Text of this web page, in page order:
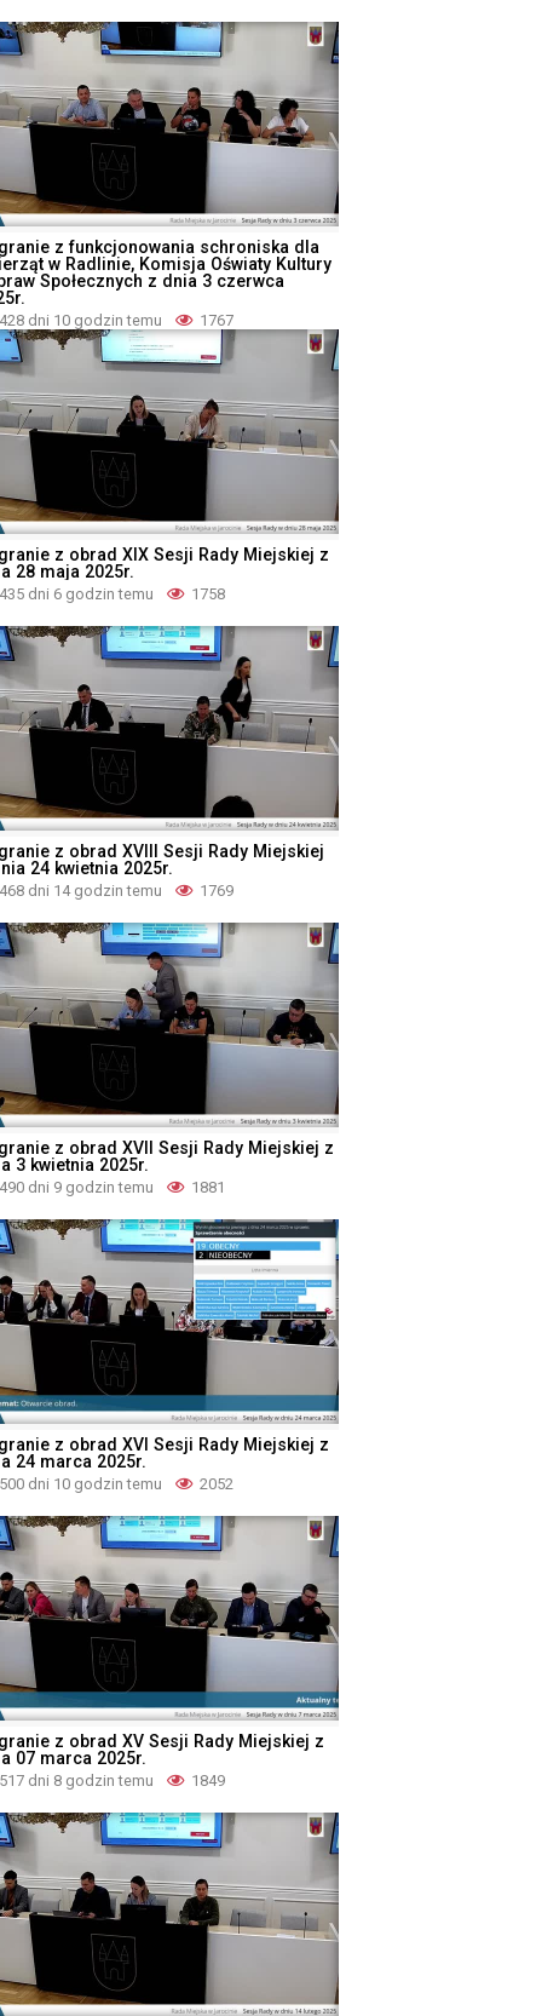
z funkcjonowania schroniska dla
w Radlinie, Komisja Oświaty Kultury
Społecznych z dnia 3 czerwca
428 dni 10 godzin temu 1767
z obrad XIX Sesji Rady Miejskiej z
28 maja 2025r.
435 dni 6 godzin temu 1758
z obrad XVIII Sesji Rady Miejskiej
24 kwietnia 2025r.
468 dni 14 godzin temu 1769
z obrad XVII Sesji Rady Miejskiej z
3 kwietnia 2025r.
490 dni 9 godzin temu 1881
z obrad XVI Sesji Rady Miejskiej z
24 marca 2025r.
500 dni 10 godzin temu 2052
z obrad XV Sesji Rady Miejskiej z
07 marca 2025r.
517 dni 8 godzin temu 1849